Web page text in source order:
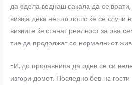
да одела веднаш сакала да се
визија дека нешто лошо ќе се случи
визиите ќе станат реалност за ова
тие да продолжат со нормалниот
-И, до продавница да одев се си
изгори домот. Последно бев на